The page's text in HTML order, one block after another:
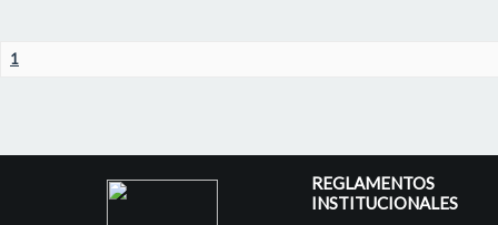
1
REGLAMENTOS
INSTITUCIONALES